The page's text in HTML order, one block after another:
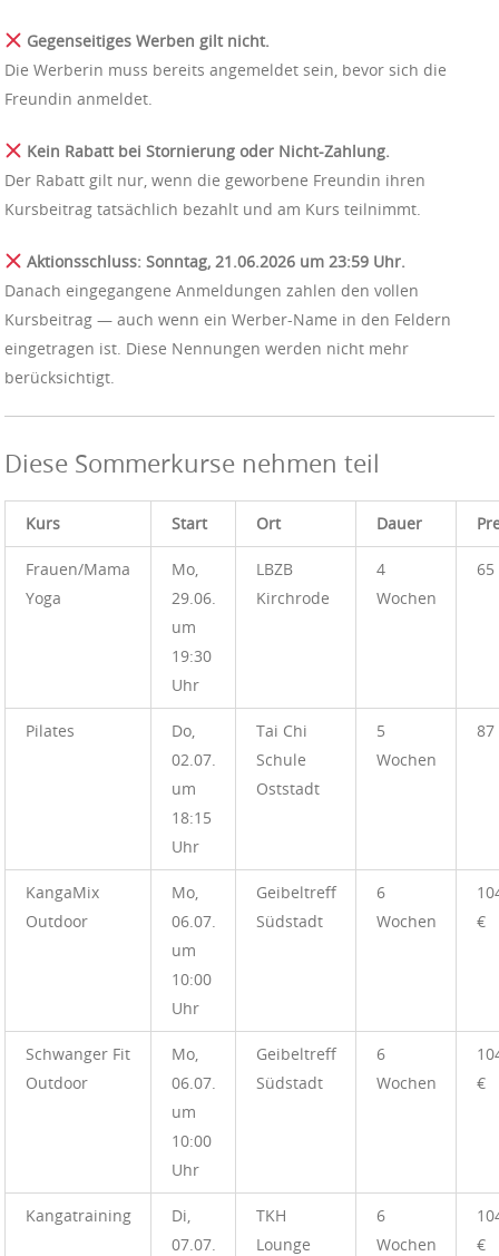
Gegenseitiges Werben gilt nicht.
Die Werberin muss bereits angemeldet sein, bevor sich die
Freundin anmeldet.
Kein Rabatt bei Stornierung oder Nicht-Zahlung.
Der Rabatt gilt nur, wenn die geworbene Freundin ihren
Kursbeitrag tatsächlich bezahlt und am Kurs teilnimmt.
Aktionsschluss: Sonntag, 21.06.2026 um 23:59 Uhr.
Danach eingegangene Anmeldungen zahlen den vollen
Kursbeitrag — auch wenn ein Werber-Name in den Feldern
eingetragen ist. Diese Nennungen werden nicht mehr
berücksichtigt.
Diese Sommerkurse nehmen teil
Kurs Start Ort Dauer
Frauen/Mama
Yoga
Mo,
29.06.
um
19:30
Uhr
LBZB
Kirchrode
4
Wochen
65
Pilates
Do,
02.07.
um
18:15
Uhr
Tai Chi
Schule
Oststadt
5
Wochen
87
KangaMix
Outdoor
Mo,
06.07.
um
10:00
Uhr
Geibeltreff
Südstadt
6
Wochen
€
Schwanger Fit
Outdoor
Mo,
06.07.
um
10:00
Uhr
Geibeltreff
Südstadt
6
Wochen
€
Kangatraining
Di,
07.07.
TKH
Lounge
6
Wochen
€